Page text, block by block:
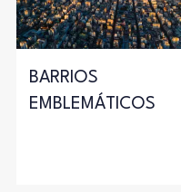
BARRIOS
EMBLEMÁTICOS